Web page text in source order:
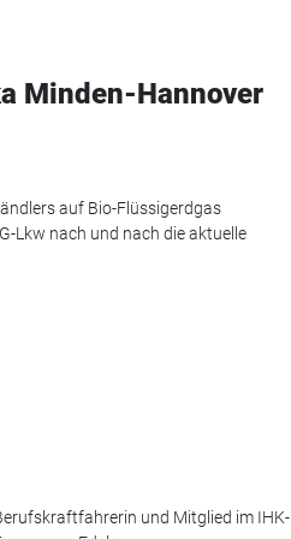
Minden-Hannover
auf Bio-Flüssigerdgas
Lkw nach und nach die aktuelle
und Mitglied im IHK-